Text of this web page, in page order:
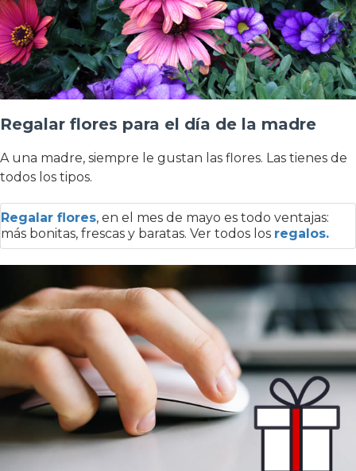
Regalar flores para el día de la madre
A una madre, siempre le gustan las flores. Las tienes de
todos los tipos.
Regalar flores, en el mes de mayo es todo ventajas:
más bonitas, frescas y baratas. Ver todos los regalos.